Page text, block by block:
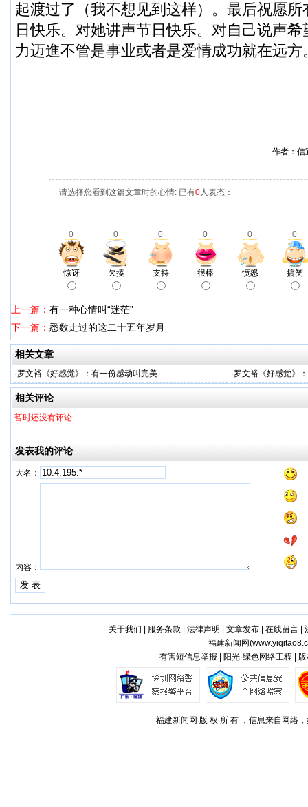
起渡过了（我不想见到这样）。最后祝愿
日快乐。对她讲声节日快乐。对自己说声
力迈進不管是事业或者是爱情成功就在远方
作者：
请选择您看到这篇文章时的心情: 已有0人表态：
0 0 0 0 0 0
惊讶 欠揍 支持 很棒 愤怒 搞笑
上一篇： 有一种心情叫“迷茫”
下一篇： 悉数走过的这二十五年岁月
相关文章
·罗文裕《好感觉》：有一份感动叫完美 ·罗文裕《好感觉》
相关评论
暂时还没有评论
发表我的评论
大名：
内容：
关于我们 服务条款 法律声明 文章发布| 在线留言|
福建新闻网(
有害短信息举报 | 阳光·绿色网络工程 |
福建新闻网 版 权 所 有 ，信息来自网络